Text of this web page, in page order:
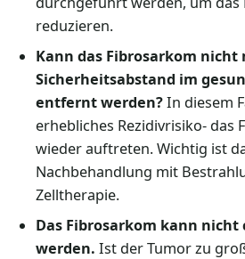
reduzieren.
Kann das Fibrosarkom nicht
Sicherheitsabstand im
entfernt werden?In diesem
erhebliches Rezidivrisiko- das
wieder auftreten. Wichtig ist
Nachbehandlung mit
Zelltherapie.
Das Fibrosarkom kann
werden. Ist der Tumor zu